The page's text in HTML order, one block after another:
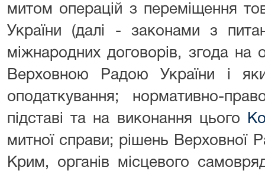
митом операцій з переміщення
України (далі - законами з
міжнародних договорів, згода на
Верховною Радою України і
оподаткування; нормативно-
підставі та на виконання цього
митної справи; рішень Верховної
Крим, органів місцевого